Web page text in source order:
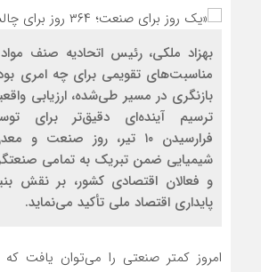
بهزاد ملکی، رئیس اتحادیه صنف
مناسبت‌های تقویمی برای چه امری
بازنگری در مسیر طی‌شده، ارزیابی
ترسیم آینده‌ای دقیق‌تر برای
فرارسیدن ۱۰ تیر، روز صنعت
شیمیایی ضمن تبریک به تمامی
و فعالان اقتصادی کشور، بر نقش
پایداری اقتصاد ملی تأکید می‌نماید.
امروز کمتر صنعتی را می‌توان یافت